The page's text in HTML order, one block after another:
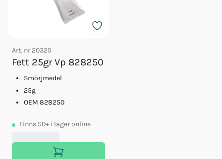
Art. nr 20325
Fett 25gr Vp 828250
Smörjmedel
25g
OEM 828250
Finns 50+ i lager online